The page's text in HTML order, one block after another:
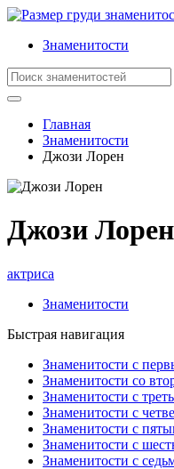
Знаменитости
Главная
Знаменитости
Джози Лорен
Джози Лорен
актриса
Знаменитости
Быстрая навигация
Знаменитости с
Знаменитости со
Знаменитости с
Знаменитости с
Знаменитости с
Знаменитости с
Знаменитости с